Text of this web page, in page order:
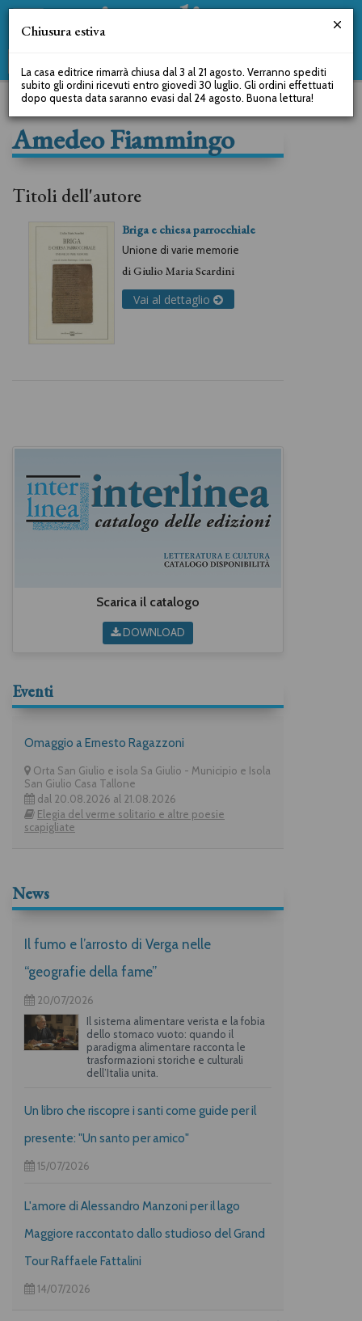
Amedeo Fiammingo
Titoli dell'autore
Briga e chiesa parrocchiale
Unione di varie memorie
diGiulio Maria Scardini
Vai al dettaglio
Scarica il catalogo
DOWNLOAD
Eventi
Omaggio a Ernesto Ragazzoni
Orta San Giulio e isola Sa Giulio - Municipio e Isola
San Giulio Casa Tallone
dal 20.08.2026 al 21.08.2026
Elegia del verme solitario e altre poesie
scapigliate
News
Il fumo e l’arrosto di Verga nelle
“geografie della fame”
20/07/2026
Il sistema alimentare verista e la fobia
dello stomaco vuoto: quando il
paradigma alimentare racconta le
trasformazioni storiche e culturali
dell’Italia unita.
Un libro che riscopre i santi come guide per il
presente: "Un santo per amico"
15/07/2026
L'amore di Alessandro Manzoni per il lago
Maggiore raccontato dallo studioso del Grand
Tour Raffaele Fattalini
14/07/2026
Chiusura estiva
La casa editrice rimarrà chiusa dal 3 al 21 agosto. Verranno spediti
subito gli ordini ricevuti entro giovedì 30 luglio. Gli ordini effettuati
dopo questa data saranno evasi dal 24 agosto. Buona lettura!